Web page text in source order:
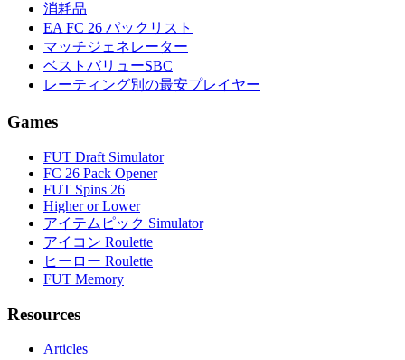
消耗品
EA FC 26 パックリスト
マッチジェネレーター
ベストバリューSBC
レーティング別の最安プレイヤー
Games
FUT Draft Simulator
FC 26 Pack Opener
FUT Spins 26
Higher or Lower
アイテムピック Simulator
アイコン Roulette
ヒーロー Roulette
FUT Memory
Resources
Articles